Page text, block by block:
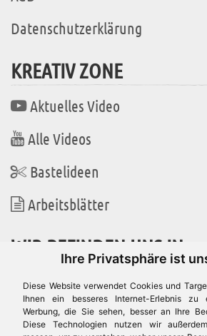
Ihre Privatsphäre ist
Diese Website verwendet Cookies und
Ihnen ein besseres Internet-Erlebnis zu
Werbung, die Sie sehen, besser an Ihre
Diese Technologien nutzen wir
Datenschutzerklärung
KREATIV ZONE
Aktuelles Video
Alle Videos
Bastelideen
Arbeitsblätter
WIR BEFINDEN UNS IN
Es gibt uns auch in